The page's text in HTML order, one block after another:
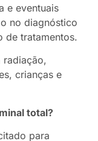
e eventuais
no diagnóstico
de tratamentos.
radiação,
crianças e
total?
para